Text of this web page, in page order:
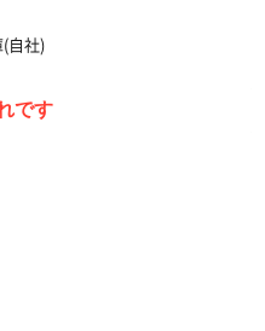
自社)
です